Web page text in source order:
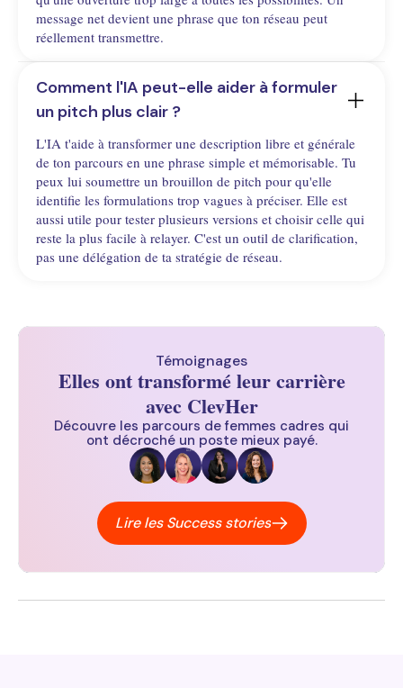
message net devient une phrase que ton réseau peut
réellement transmettre.
Comment l'IA peut-elle aider à formuler
un pitch plus clair ?
L'IA t'aide à transformer une description libre et générale
de ton parcours en une phrase simple et mémorisable. Tu
peux lui soumettre un brouillon de pitch pour qu'elle
identifie les formulations trop vagues à préciser. Elle est
aussi utile pour tester plusieurs versions et choisir celle qui
reste la plus facile à relayer. C'est un outil de clarification,
pas une délégation de ta stratégie de réseau.
Témoignages
Elles ont transformé leur carrière
avec ClevHer
Découvre les parcours de femmes cadres qui
ont décroché un poste mieux payé.
Lire les Success stories